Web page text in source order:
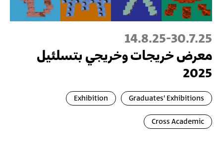
30.7.25
-
14.8.25
معرض خريجات وخريجي بتسلئيل
2025
Graduates' Exhibitions
Exhibition
Cross Academic